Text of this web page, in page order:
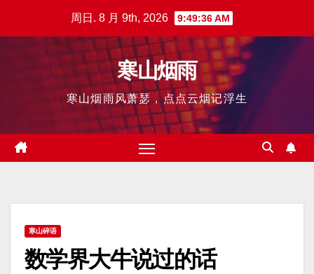
周日. 8 月 9th, 2026 9:49:37 AM
寒山烟雨
寒山烟雨风萧瑟，点点云烟记浮生
寒山碎语
数学界大牛说过的话